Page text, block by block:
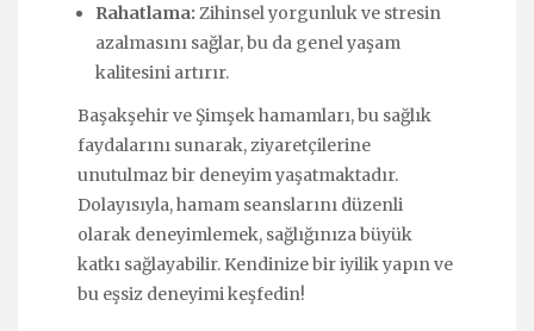
Rahatlama: Zihinsel yorgunluk ve stresin
azalmasını sağlar, bu da genel yaşam
kalitesini artırır.
Başakşehir ve Şimşek hamamları, bu sağlık
faydalarını sunarak, ziyaretçilerine
unutulmaz bir deneyim yaşatmaktadır.
Dolayısıyla, hamam seanslarını düzenli
olarak deneyimlemek, sağlığınıza büyük
katkı sağlayabilir. Kendinize bir iyilik yapın ve
bu eşsiz deneyimi keşfedin!